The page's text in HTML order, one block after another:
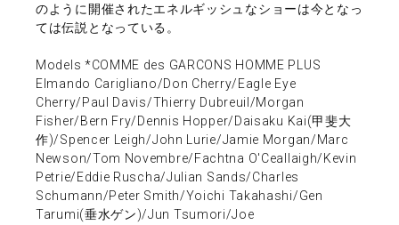
のように開催されたエネルギッシュなショーは今となっ
ては伝説となっている。
Models *COMME des GARCONS HOMME PLUS
Elmando Carigliano/Don Cherry/Eagle Eye
Cherry/Paul Davis/Thierry Dubreuil/Morgan
Fisher/Bern Fry/Dennis Hopper/Daisaku Kai(甲斐大
作)/Spencer Leigh/John Lurie/Jamie Morgan/Marc
Newson/Tom Novembre/Fachtna O'Ceallaigh/Kevin
Petrie/Eddie Ruscha/Julian Sands/Charles
Schumann/Peter Smith/Yoichi Takahashi/Gen
Tarumi(垂水ゲン)/Jun Tsumori/Joe